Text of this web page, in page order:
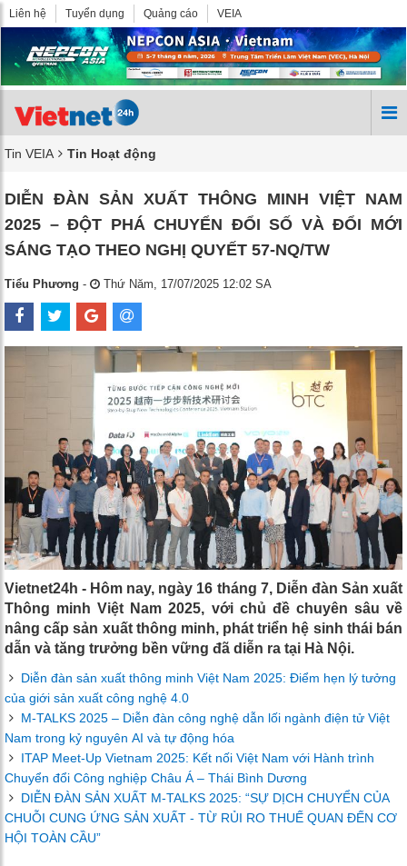
Liên hệ Tuyển dụng Quảng cáo VEIA
Tin VEIA Tin Hoạt động
DIỄN ĐÀN SẢN XUẤT THÔNG MINH VIỆT NAM
2025 – ĐỘT PHÁ CHUYỂN ĐỔI SỐ VÀ ĐỔI MỚI
SÁNG TẠO THEO NGHỊ QUYẾT 57-NQ/TW
Tiểu Phương - Thứ Năm, 17/07/2025 12:02 SA
Vietnet24h - Hôm nay, ngày 16 tháng 7, Diễn đàn Sản xuất
Thông minh Việt Nam 2025, với chủ đề chuyên sâu về
nâng cấp sản xuất thông minh, phát triển hệ sinh thái bán
dẫn và tăng trưởng bền vững đã diễn ra tại Hà Nội.
Diễn đàn sản xuất thông minh Việt Nam 2025: Điểm hẹn lý tưởng
của giới sản xuất công nghệ 4.0
M-TALKS 2025 – Diễn đàn công nghệ dẫn lối ngành điện tử Việt
Nam trong kỷ nguyên AI và tự động hóa
ITAP Meet-Up Vietnam 2025: Kết nối Việt Nam với Hành trình
Chuyển đổi Công nghiệp Châu Á – Thái Bình Dương
DIỄN ĐÀN SẢN XUẤT M-TALKS 2025: “SỰ DỊCH CHUYỂN CỦA
CHUỖI CUNG ỨNG SẢN XUẤT - TỪ RỦI RO THUẾ QUAN ĐẾN CƠ
HỘI TOÀN CẦU”